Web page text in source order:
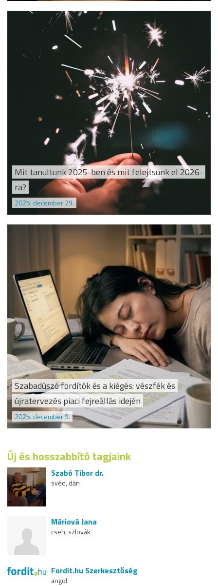
Mit tanultunk 2025-ben és mit felejtsünk el 2026-
ra?
2025. december 29.
Szabadúszó fordítók és a kiégés: vészfék és
újratervezés piaci fejreállás idején
2025. december 9.
Új és hosszabbító tagjaink
Szabó Tibor dr.
svéd, dán
Máriová Jana
cseh, szlovák
Fordit.hu Szerkesztőség
angol